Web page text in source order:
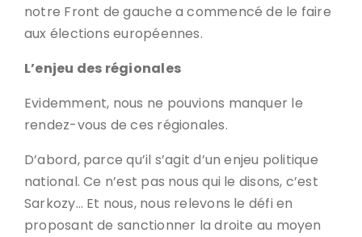
notre Front de gauche a commencé de le faire
aux élections européennes.
L’enjeu des régionales
Evidemment, nous ne pouvions manquer le
rendez-vous de ces régionales.
D’abord, parce qu’il s’agit d’un enjeu politique
national. Ce n’est pas nous qui le disons, c’est
Sarkozy… Et nous, nous relevons le défi en
proposant de sanctionner la droite au moyen